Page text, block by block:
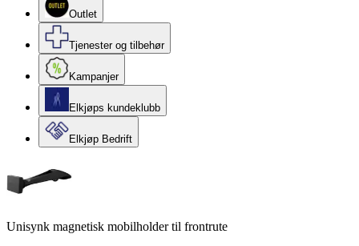
Outlet
Tjenester og tilbehør
Kampanjer
Elkjøps kundeklubb
Elkjøp Bedrift
Unisynk magnetisk mobilholder til frontrute